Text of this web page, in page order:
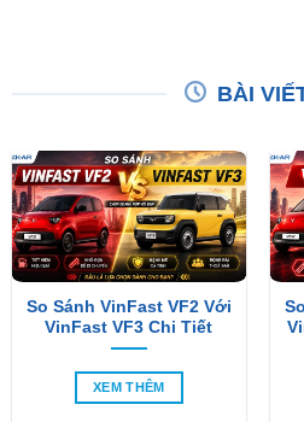
BÀI
So Sánh VinFast VF2 Với
VinFast VF3 Chi Tiết
XEM THÊM